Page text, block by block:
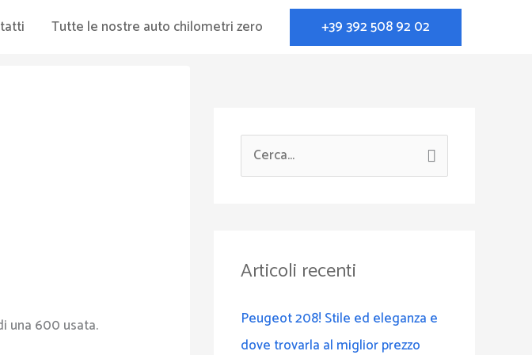
Tutte le nostre auto chilometri zero +39 392 508 92 02
una 600 usata.
e
a
Articoli recenti
Peugeot 208! Stile ed eleganza e
dove trovarla al miglior prezzo